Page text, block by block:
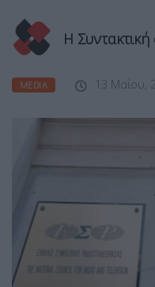
Η
MEDIA 13 Μαΐου,